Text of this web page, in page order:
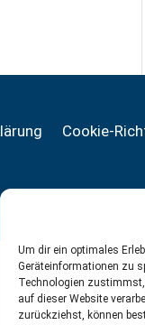
Um dir ein optimales
Geräteinformationen zu
Technologien
auf dieser Website
zurückziehst, können
Cookie-